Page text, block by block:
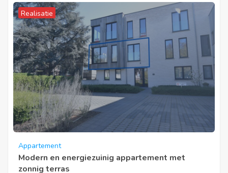
Realisatie
Appartement
Modern en energiezuinig appartement met
zonnig terras